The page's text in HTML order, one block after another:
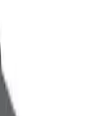
Ekran Desteği
2.0 portu bulunur. HDMI
desteği mevcuttur. Çözünürlük
kadar, VGA çıkışında ise
gerçekleştirilebilir. Bu,
profesyoneller için